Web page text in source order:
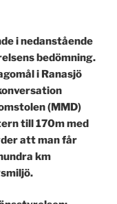
i nedanstående
bedömning.
i Ranasjö
(MMD)
till 170m med
att man får
km